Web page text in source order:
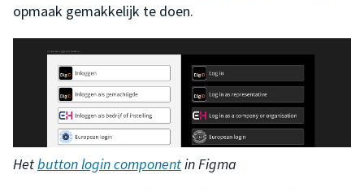
opmaak gemakkelijk te doen.
Hetbutton login componentin Figma